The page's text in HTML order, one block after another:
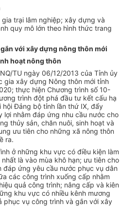
trại lâm nghiệp; xây dựng và
quy mô lớn theo hình thức trang
với xây dựng nông thôn mới
nh hoạt nông thôn
TU ngày 06/12/2013 của Tỉnh ủy
gia xây dựng Nông thôn mới tỉnh
thực hiện Chương trình số 10-
trình đột phá đầu tư kết cấu hạ
Đảng bộ tỉnh lần thứ IX, đẩy
lợi nhằm đáp ứng nhu cầu nước cho
thủy sản, chăn nuôi, sinh hoạt và
ưu tiên cho những xã nông thôn
ra.
ở những khu vực có điều kiện làm
là vào mùa khô hạn; ưu tiên cho
đáp ứng yêu cầu nước phục vụ dân
các công trình xuống cấp nhằm
quả công trình; nâng cấp và kiên
khu vực có nhiều kênh mương
phục vụ công trình và gắn với xây